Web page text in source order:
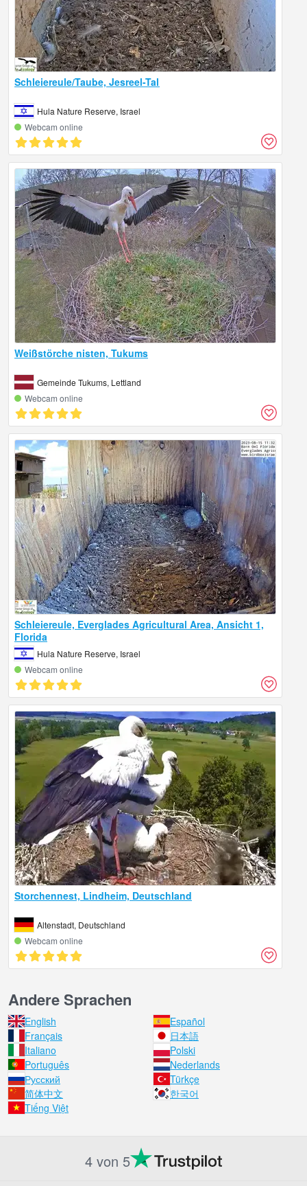
Schleiereule/Taube, Jesreel-Tal
Hula Nature Reserve, Israel
Webcam online
Weißstörche nisten, Tukums
Gemeinde Tukums, Lettland
Webcam online
Schleiereule, Everglades Agricultural Area, Ansicht 1,
Florida
Hula Nature Reserve, Israel
Webcam online
Storchennest, Lindheim, Deutschland
Altenstadt, Deutschland
Webcam online
Andere Sprachen
English
Español
Français
日本語
Italiano
Polski
Português
Nederlands
Русский
Türkçe
简体中文
한국어
Tiếng Việt
4 von 5